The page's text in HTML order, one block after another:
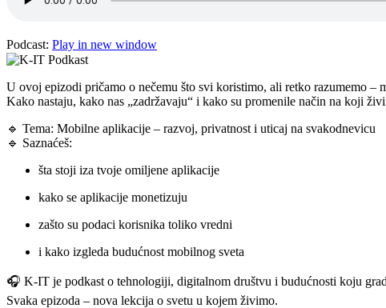
Podcast: Play in new window
U ovoj epizodi pričamo o nečemu što svi koristimo, ali retko razumemo –
Kako nastaju, kako nas „zadržavaju“ i kako su promenile način na koji
🔹 Tema: Mobilne aplikacije – razvoj, privatnost i uticaj na svakodnevicu
🔹 Saznaćeš:
šta stoji iza tvoje omiljene aplikacije
kako se aplikacije monetizuju
zašto su podaci korisnika toliko vredni
i kako izgleda budućnost mobilnog sveta
🎧 K-IT je podkast o tehnologiji, digitalnom društvu i budućnosti koju
Svaka epizoda – nova lekcija o svetu u kojem živimo.